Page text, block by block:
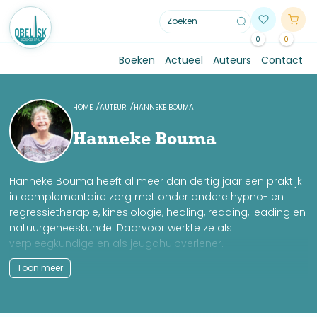
0 0
Boeken Actueel Auteurs Contact
HOME AUTEUR HANNEKE BOUMA
Hanneke Bouma
Hanneke Bouma heeft al meer dan dertig jaar een praktijk
in complementaire zorg met onder andere hypno- en
regressietherapie, kinesiologie, healing, reading, leading en
natuurgeneeskunde. Daarvoor werkte ze als
verpleegkundige en als jeugdhulpverlener.
In haar werk tracht ze bewustzijn, kracht, zelfstandigheid,
vreugde en gezondheid in de mens te activeren. Ze is zich
paden om. Ze realiseert zich dat alles wat ze creëert in
Toon meer